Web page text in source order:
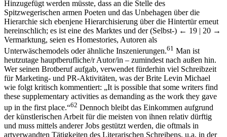
Hinzugefügt werden müsste, dass an die Stelle des
Spitzwegerischen armen Poeten und das Unbehagen über die
Hierarchie sich ebenjene Hierarchisierung über die Hintertür erneut
hereinschlich; es ist eine des Marktes und der (Selbst-) ← 19 | 20 →
Vermarktung, seien es Homestories, Autoren als
Unterwäschemodels oder ähnliche Inszenierungen.61 Man ist
heutzutage hauptberufliche/r Autor/in – zumindest nach außen hin.
Wer seinen Brotberuf aufgab, verwendet fürderhin viel Schreibzeit
für Marketing- und PR-Aktivitäten, was der Brite Levin Michael
wie folgt kritisch kommentiert: „It is possible that some writers find
these supplementary activities as demanding as the work they gave
up in the first place.“62 Dennoch bleibt das Einkommen aufgrund
der künstlerischen Arbeit für die meisten von ihnen relativ dürftig
und muss mittels anderer Jobs gestützt werden, die oftmals in
artverwandten Tätigkeiten des Literarischen Schreibens, u.a. in der